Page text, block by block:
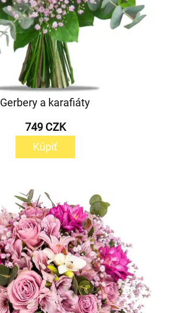
Gerbery a karafiáty
749 CZK
Kúpiť